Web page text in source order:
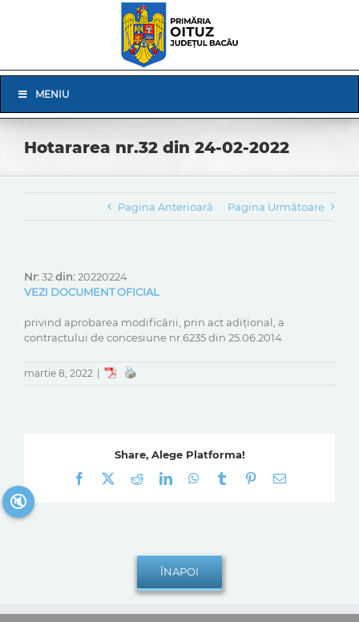
Navigation
MENIU
Hotararea nr.32 din 24-02-2022
Pagina Anterioară Pagina Următoare
Nr:32din:20220224
VEZI DOCUMENT OFICIAL
privind aprobarea modificării, prin act adițional, a
contractului de concesiune nr.6235 din 25.06.2014
martie 8, 2022
Share, Alege Platforma!
Facebook
RedditLinkedInWhatsApp
Tumblr Pinterest
E-
🔇